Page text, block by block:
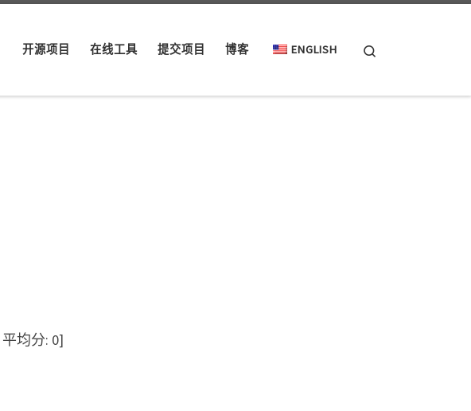
开源项目 在线工具 提交项目 博客 ENGLISH
平均分: 0]